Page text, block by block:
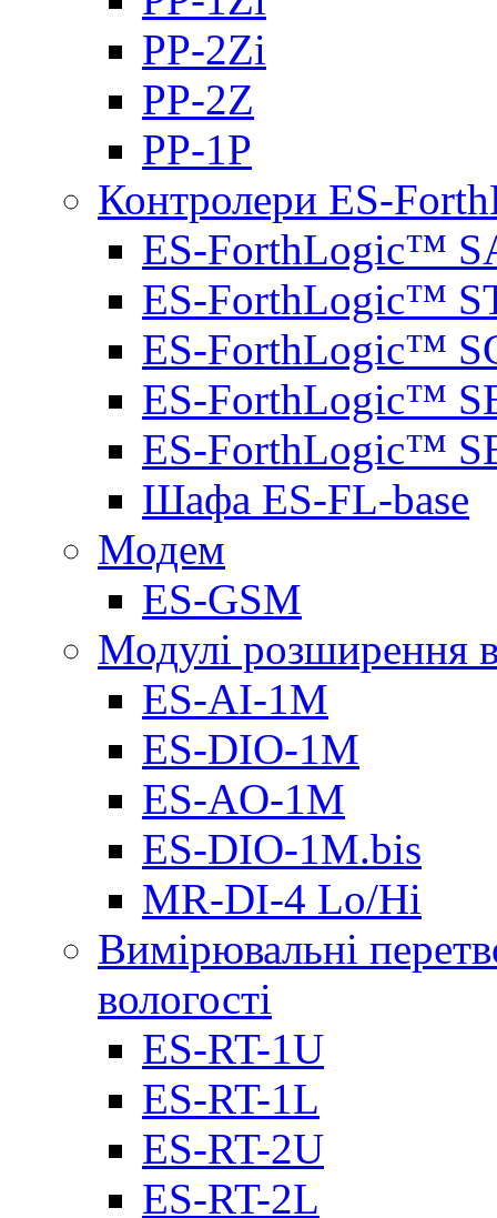
PP-2Zi
PP-2Z
PP-1P
Контролери ES-
ES-ForthLogic™
ES-ForthLogic™
ES-ForthLogic™
ES-ForthLogic™
ES-ForthLogic™
Шафа ES-FL-base
Модем
ES-GSM
Модулі розширення
ES-AI-1M
ES-DIO-1М
ES-AO-1М
ES-DIO-1M.bis
MR-DI-4 Lo/Hi
Вимірювальні
вологості
ES-RT-1U
ES-RT-1L
ES-RT-2U
ES-RT-2L